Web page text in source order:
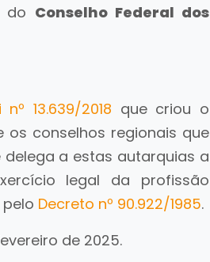
do Conselho Federal dos
nº 13.639/2018 que criou o
os conselhos regionais que
delega a estas autarquias a
legal da profissão
Decreto nº 90.922/1985.
de 2025.